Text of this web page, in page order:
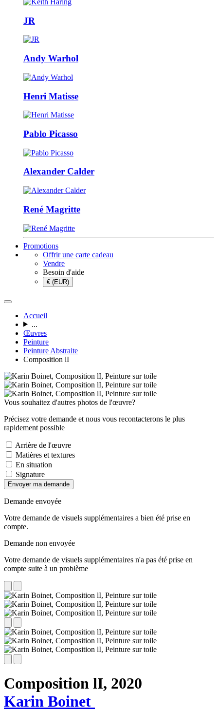
JR
Andy Warhol
Henri Matisse
Pablo Picasso
Alexander Calder
René Magritte
Promotions
Offrir une carte cadeau
Vendre
Besoin d'aide
€ (EUR)
Accueil
...
Œuvres
Peinture
Peinture Abstraite
Composition lI
Vous souhaitez d'autres photos de l'œuvre?
Précisez votre demande et nous vous recontacterons le plus
rapidement possible
Arrière de l'œuvre
Matières et textures
En situation
Signature
Envoyer ma demande
Demande envoyée
Votre demande de visuels supplémentaires a bien été prise en
compte.
Demande non envoyée
Votre demande de visuels supplémentaires n'a pas été prise en
compte suite à un problème
Composition lI, 2020
Karin Boinet